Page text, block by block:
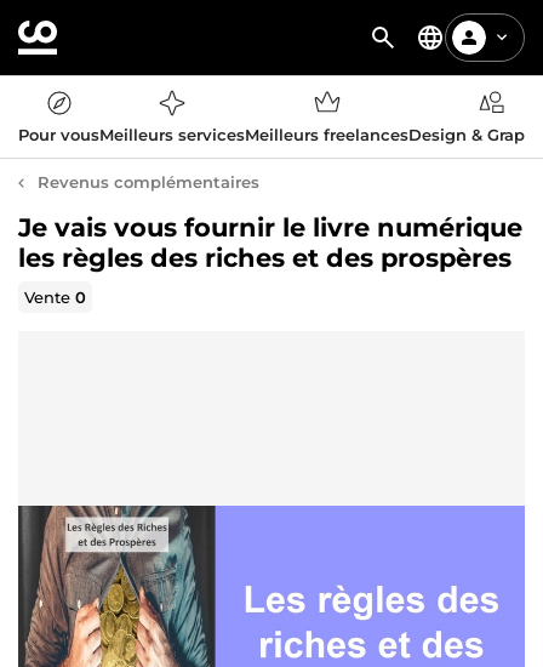
Pour vousMeilleurs servicesMeilleurs freelancesDesign &
Revenus complémentaires
Je vais vous fournir le livre numérique
les règles des riches et des prospères
Vente0